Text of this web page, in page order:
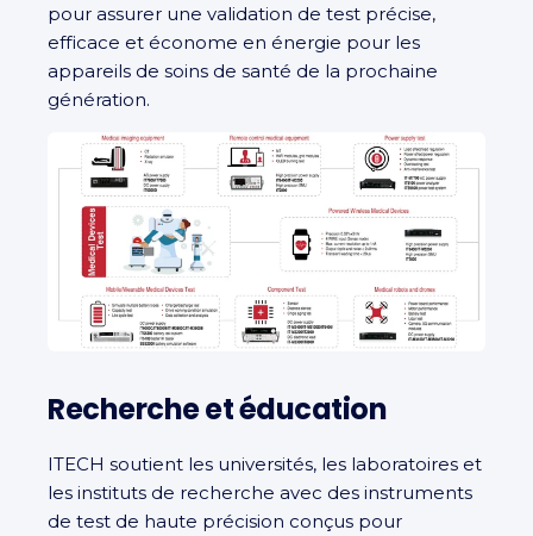
pour assurer une validation de test précise,
efficace et économe en énergie pour les
appareils de soins de santé de la prochaine
génération.
Recherche et éducation
ITECH soutient les universités, les laboratoires et
les instituts de recherche avec des instruments
de test de haute précision conçus pour